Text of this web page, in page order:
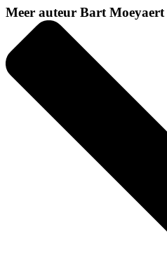
Meer auteur Bart Moeyaert